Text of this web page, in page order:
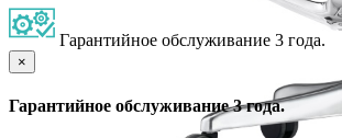
Гарантийное обслуживание 3 года.
×
Гарантийное обслуживание 3 года.